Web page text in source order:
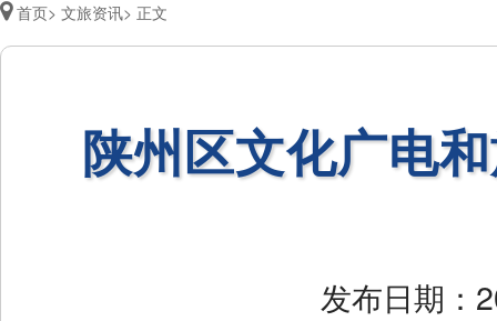
首页> 文旅资讯> 正文
陕州区文化广电
发布日期：